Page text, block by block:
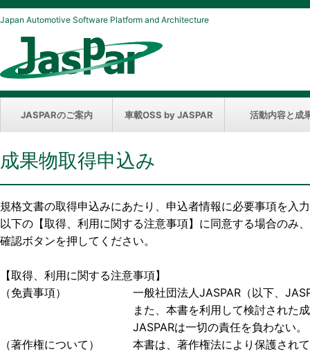
Japan Automotive Software Platform and Architecture
JASPARのご案内 車載OSS by JASPAR 活動内容と成
成果物取得申込み
規格文書の取得申込みにあたり、申込者情報に必要事項を入
以下の【取得、利用に関する注意事項】に同意する場合のみ
確認ボタンを押してください。
【取得、利用に関する注意事項】
（免責事項） 一般社団法人JASPAR（以下、
また、本書を利用して検討された成果物、また
JASPARは一切の責任を負わない。
（著作権について） 本書は、著作権法により保護されて